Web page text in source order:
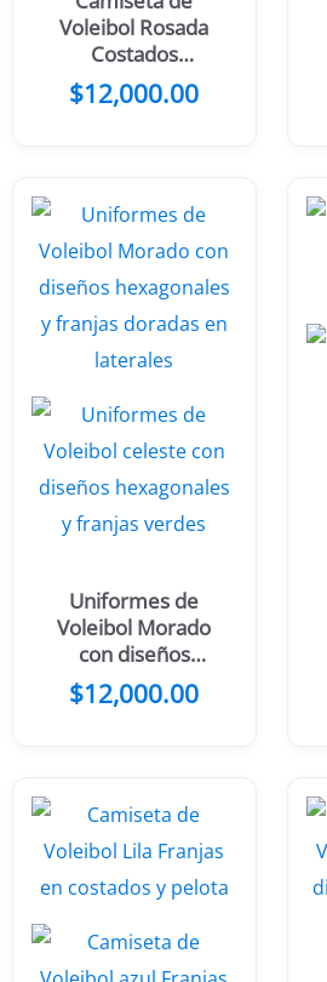
Voleibol Rosada
Costados
Franjas negras
$12,000.00
Uniformes de
Voleibol Morado
con diseños
hexagonales y
franjas doradas
$12,000.00